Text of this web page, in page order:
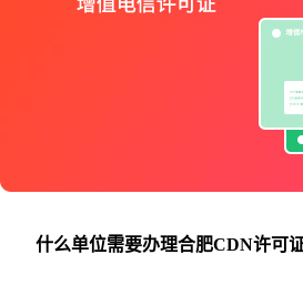
什么单位需要办理合肥CDN许可